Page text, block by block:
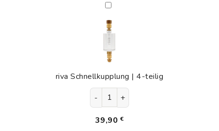
riva
4-
teilig
riva Schnellkupplung | 4-teilig
riva Schnellkupplung | 4-teilig
39,90 €